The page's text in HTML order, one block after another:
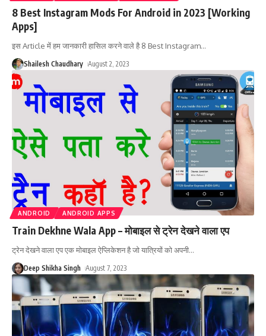
8 Best Instagram Mods For Android in 2023 [Working
Apps]
इस Article में हम जानकारी हासिल करने वाले है 8 Best Instagram…
Shailesh Chaudhary August 2, 2023
ANDROID ANDROID APPS
Train Dekhne Wala App – मोबाइल से ट्रेन देखने वाला एप
ट्रेन देखने वाला एप एक मोबाइल ऐप्लिकेशन है जो यात्रियों को अपनी…
Deep Shikha Singh August 7, 2023